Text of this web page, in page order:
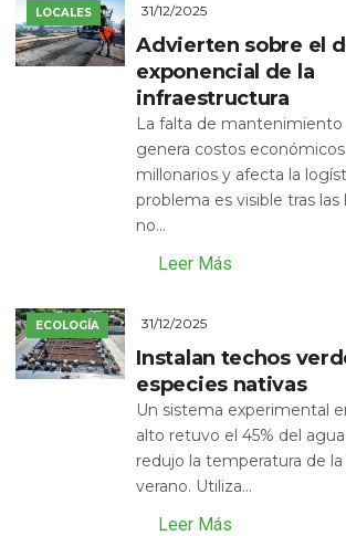
LOCALES 31/12/2025
Advierten sobre el
exponencial de la
infraestructura
La falta de mantenimiento
genera costos
millonarios y afecta la
problema es visible tras las
no...
Leer Más
ECOLOGÍA 31/12/2025
Instalan techos
especies nativas
Un sistema experimental
alto retuvo el 45% del
redujo la temperatura de la
verano. Utiliza...
Leer Más